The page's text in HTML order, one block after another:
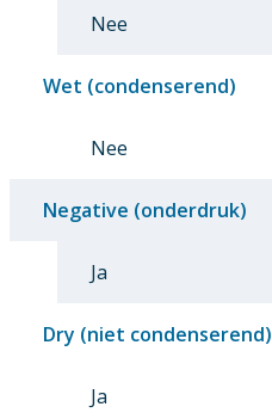
Nee
Wet (condenserend)
Nee
Negative (onderdruk)
Ja
Dry (niet condenserend)
Ja